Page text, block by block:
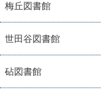
梅丘図書館
世田谷図書館
砧図書館